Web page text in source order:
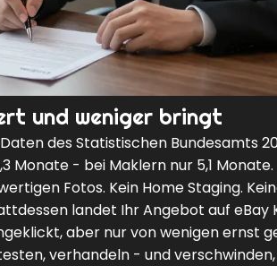
und weniger bringt
des Statistischen Bundesamts
- bei Maklern nur 5,1 Monate.
Fotos. Kein Home Staging.
landet Ihr Angebot auf eBay
aber nur von wenigen ernst
verhandeln - und